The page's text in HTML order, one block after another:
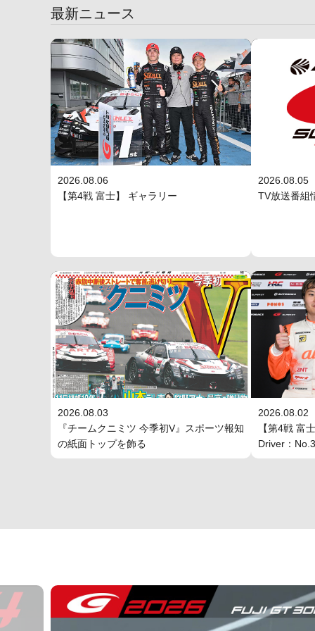
最新ニュース
2026.08.06
【第4戦 富士】 ギャラリー
2026.08.05
TV放送番組
2026.08.03
『チームクニミツ 今季初V』スポーツ報知
の紙面トップを飾る
2026.08.02
【第4戦 富
Driver：